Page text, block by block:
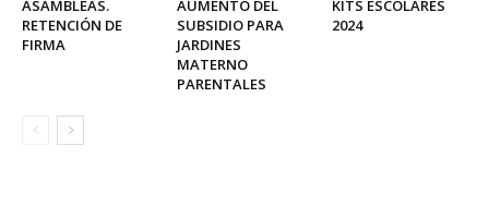
ASAMBLEAS.
RETENCIÓN DE
FIRMA
AUMENTO DEL
SUBSIDIO PARA
JARDINES
MATERNO
PARENTALES
KITS ESCOLARES
2024